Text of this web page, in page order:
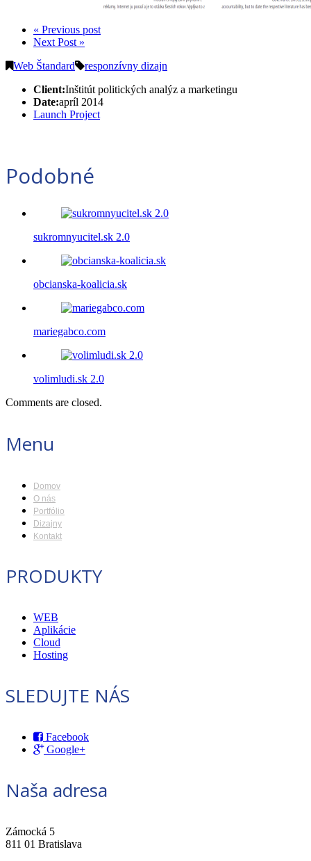
« Previous post
Next Post »
Web Štandard
responzívny dizajn
Client:Inštitút politických analýz a marketingu
Date:apríl 2014
Launch Project
Podobné
sukromnyucitel.sk 2.0
obcianska-koalicia.sk
mariegabco.com
volimludi.sk 2.0
Comments are closed.
Menu
Domov
O nás
Portfólio
Dizajny
Kontakt
PRODUKTY
WEB
Aplikácie
Cloud
Hosting
SLEDUJTE NÁS
Facebook
Google+
Naša adresa
Zámocká 5
811 01 Bratislava